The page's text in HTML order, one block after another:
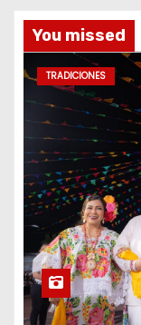
You missed
TRADICIONES